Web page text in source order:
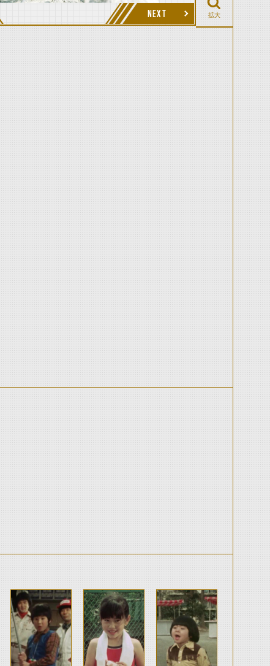
NEXT 拡大